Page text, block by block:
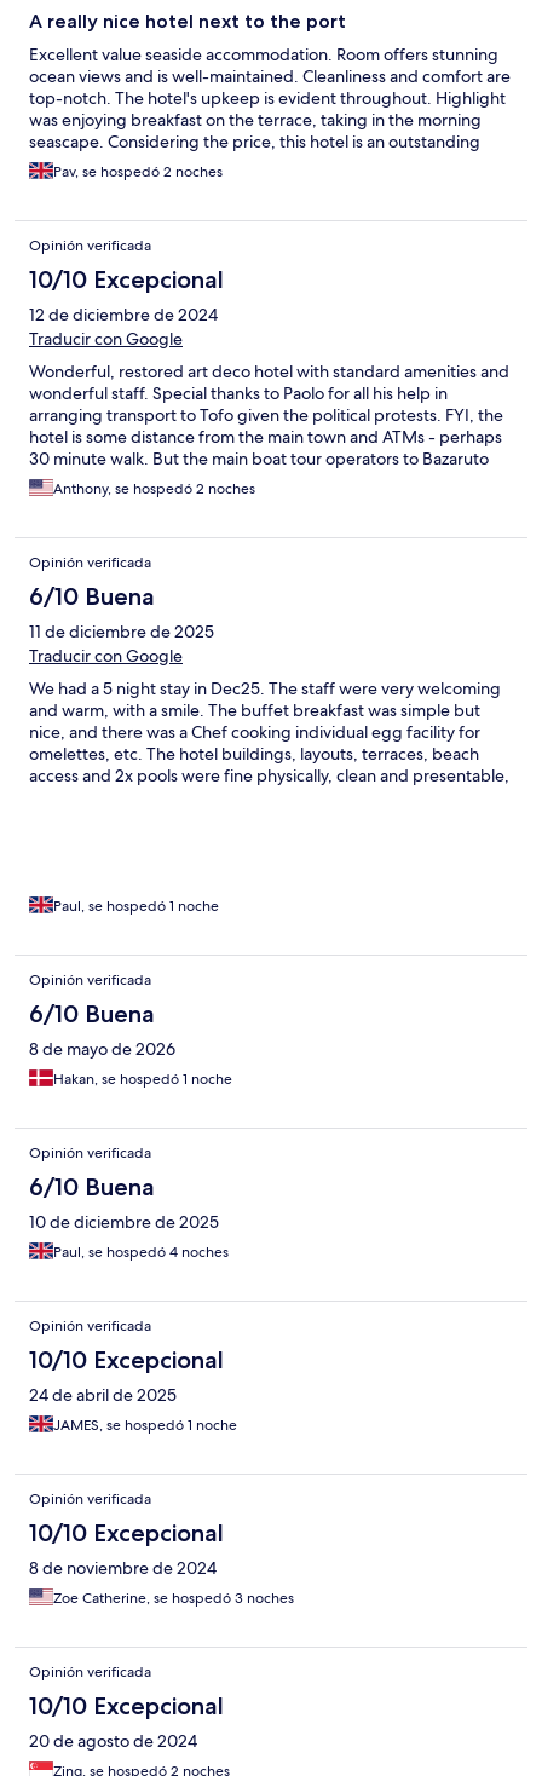
A really nice hotel next to the port
Excellent value seaside accommodation. Room offers stunning
ocean views and is well-maintained. Cleanliness and comfort are
top-notch. The hotel's upkeep is evident throughout. Highlight
was enjoying breakfast on the terrace, taking in the morning
seascape. Considering the price, this hotel is an outstanding
choice for travellers seeking quality and views on a budget.​​​​​​​​​​​​​​​ 100
quid mark
Pav, se hospedó 2 noches
Opinión verificada
10/10 Excepcional
12 de diciembre de 2024
Traducir con Google
Wonderful, restored art deco hotel with standard amenities and
wonderful staff. Special thanks to Paolo for all his help in
arranging transport to Tofo given the political protests. FYI, the
hotel is some distance from the main town and ATMs - perhaps
30 minute walk. But the main boat tour operators to Bazaruto
will pick you up on the beach in front of the hotel.
Anthony, se hospedó 2 noches
Opinión verificada
6/10 Buena
11 de diciembre de 2025
Traducir con Google
We had a 5 night stay in Dec25. The staff were very welcoming
and warm, with a smile. The buffet breakfast was simple but
nice, and there was a Chef cooking individual egg facility for
omelettes, etc. The hotel buildings, layouts, terraces, beach
access and 2x pools were fine physically, clean and presentable,
issues, of which none were fixed before we left. Perhaps it is our
swamped by the TV sports channel, only being watched by the
barman! And the restaurant background music was quite lound
and bassy, of a modern hip genre, not in keeping with the
colourful colonial style of the buildings. We enjoyed our stay, but
ambience and ALL room functionality worked.
Paul, se hospedó 1 noche
Opinión verificada
6/10 Buena
8 de mayo de 2026
Hakan, se hospedó 1 noche
Opinión verificada
6/10 Buena
10 de diciembre de 2025
Paul, se hospedó 4 noches
Opinión verificada
10/10 Excepcional
24 de abril de 2025
JAMES, se hospedó 1 noche
Opinión verificada
10/10 Excepcional
8 de noviembre de 2024
Zoe Catherine, se hospedó 3 noches
Opinión verificada
10/10 Excepcional
20 de agosto de 2024
Zing, se hospedó 2 noches